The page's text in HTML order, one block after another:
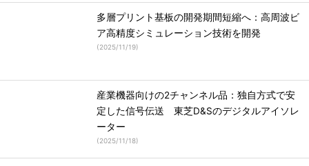
多層プリント基板の開発期間短縮へ：高周波ビ
ア高精度シミュレーション技術を開発
(2025/11/19)
産業機器向けの2チャンネル品：独自方式で安
定した信号伝送 東芝D&Sのデジタルアイソレ
ーター
(2025/11/18)